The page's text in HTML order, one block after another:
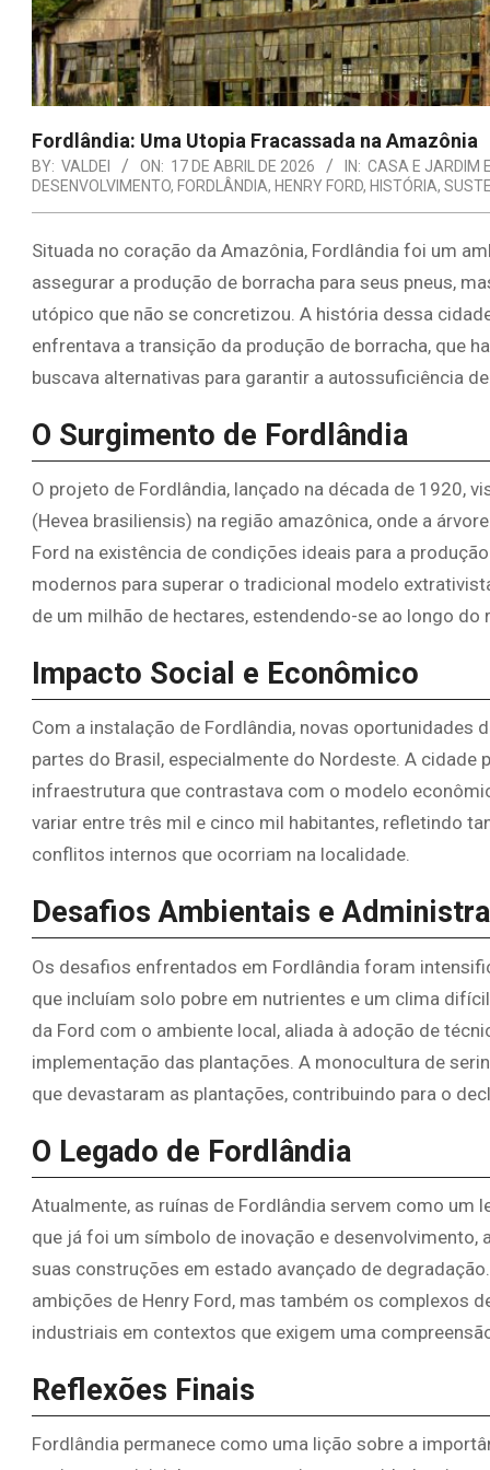
Fordlândia: Uma Utopia Fracassada na Amazônia
BY: VALDEI ON: 17 DE ABRIL DE 2026 IN: CASA E JARDIM
DESENVOLVIMENTO, FORDLÂNDIA, HENRY FORD, HISTÓRIA,
Situada no coração da Amazônia, Fordlândia foi um
assegurar a produção de borracha para seus pneus,
utópico que não se concretizou. A história dessa
enfrentava a transição da produção de borracha, que
buscava alternativas para garantir a autossuficiência
O Surgimento de Fordlândia
O projeto de Fordlândia, lançado na década de 1920,
(Hevea brasiliensis) na região amazônica, onde a
Ford na existência de condições ideais para a
modernos para superar o tradicional modelo
de um milhão de hectares, estendendo-se ao longo do
Impacto Social e Econômico
Com a instalação de Fordlândia, novas oportunidades
partes do Brasil, especialmente do Nordeste. A
infraestrutura que contrastava com o modelo
variar entre três mil e cinco mil habitantes, refletindo
conflitos internos que ocorriam na localidade.
Desafios Ambientais e
Os desafios enfrentados em Fordlândia foram
que incluíam solo pobre em nutrientes e um clima
da Ford com o ambiente local, aliada à adoção de
implementação das plantações. A monocultura de
que devastaram as plantações, contribuindo para o
O Legado de Fordlândia
Atualmente, as ruínas de Fordlândia servem como um
que já foi um símbolo de inovação e
suas construções em estado avançado de
ambições de Henry Ford, mas também os complexos
industriais em contextos que exigem uma
Reflexões Finais
Fordlândia permanece como uma lição sobre a